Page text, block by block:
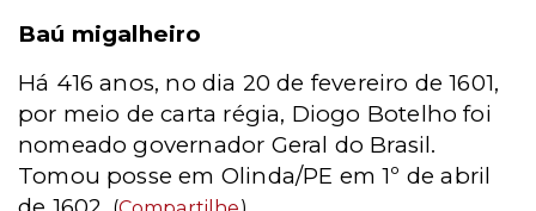
Baú migalheiro
Há 416 anos, no dia 20 de fevereiro de 1601,
por meio de carta régia, Diogo Botelho foi
nomeado governador Geral do Brasil.
Tomou posse em Olinda/PE em 1º de abril